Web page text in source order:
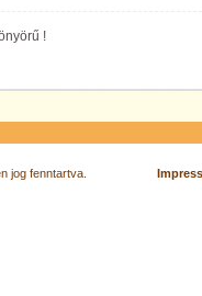
!
jog fenntartva.